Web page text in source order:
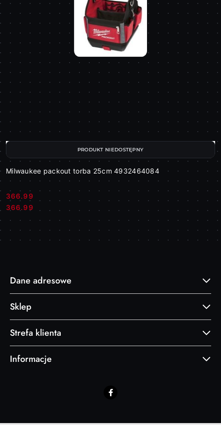
Milwaukee packout torba 25cm 4932464084
Cena:
366.99
Cena:
366.99
PRODUKT NIEDOSTĘPNY
Dane adresowe
Sklep
Strefa klienta
Informacje